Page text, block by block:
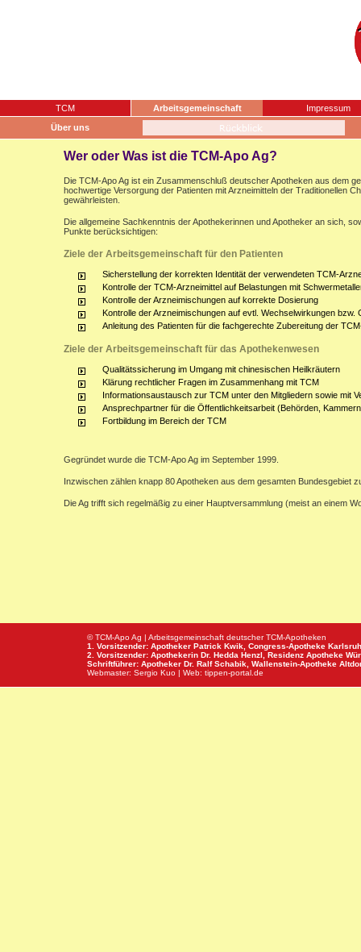
TCM Arbeitsgemeinschaft
Impressum
Über uns
Wer oder Was ist die TCM-Apo Ag?
Die TCM-Apo Ag ist ein Zusammenschluß deutscher Apotheken aus dem
hochwertige Versorgung der Patienten mit Arzneimitteln der Traditionellen
gewährleisten.
Die allgemeine Sachkenntnis der Apothekerinnen und Apotheker an sich,
Punkte berücksichtigen:
Ziele der Arbeitsgemeinschaft für den Patienten
Sicherstellung der korrekten Identität der verwendeten TCM-
Kontrolle der TCM-Arzneimittel auf Belastungen mit
Kontrolle der Arzneimischungen auf korrekte Dosierung
Kontrolle der Arzneimischungen auf evtl. Wechselwirkungen
Anleitung des Patienten für die fachgerechte Zubereitung der
Ziele der Arbeitsgemeinschaft für das Apothekenwesen
Qualitätssicherung im Umgang mit chinesischen Heilkräutern
Klärung rechtlicher Fragen im Zusammenhang mit TCM
Informationsaustausch zur TCM unter den Mitgliedern sowie mit
Ansprechpartner für die Öffentlichkeitsarbeit (Behörden,
Fortbildung im Bereich der TCM
Gegründet wurde die TCM-Apo Ag im September 1999.
Inzwischen zählen knapp 80 Apotheken aus dem gesamten Bundesgebiet
Die Ag trifft sich regelmäßig zu einer Hauptversammlung (meist an einem
© TCM-Apo Ag | Arbeitsgemeinschaft deutscher TCM-Apotheken
1. Vorsitzender: Apotheker Patrick Kwik, Congress-Apotheke
2. Vorsitzender: Apothekerin Dr. Hedda Henzl, Residenz Apotheke
Schriftführer: Apotheker Dr. Ralf Schabik, Wallenstein-Apotheke
Webmaster: Sergio Kuo | Web: tippen-portal.de